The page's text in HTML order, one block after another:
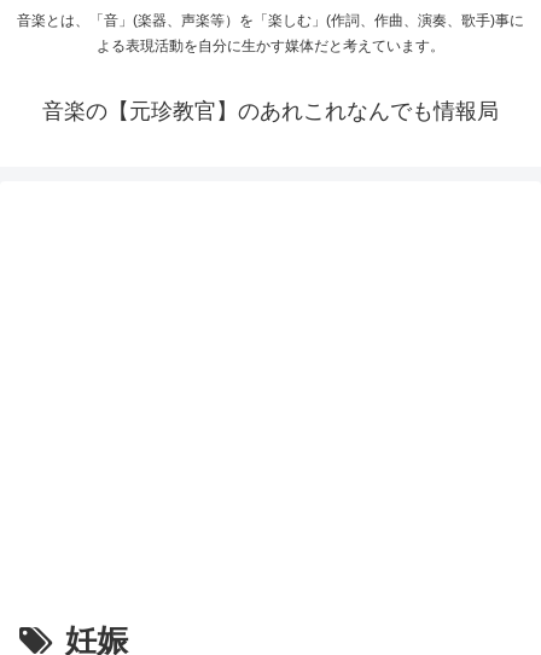
音楽とは、「音」(楽器、声楽等）を「楽しむ」(作詞、作曲、演奏、歌手)事に
よる表現活動を自分に生かす媒体だと考えています。
音楽の【元珍教官】のあれこれなんでも情報局
妊娠